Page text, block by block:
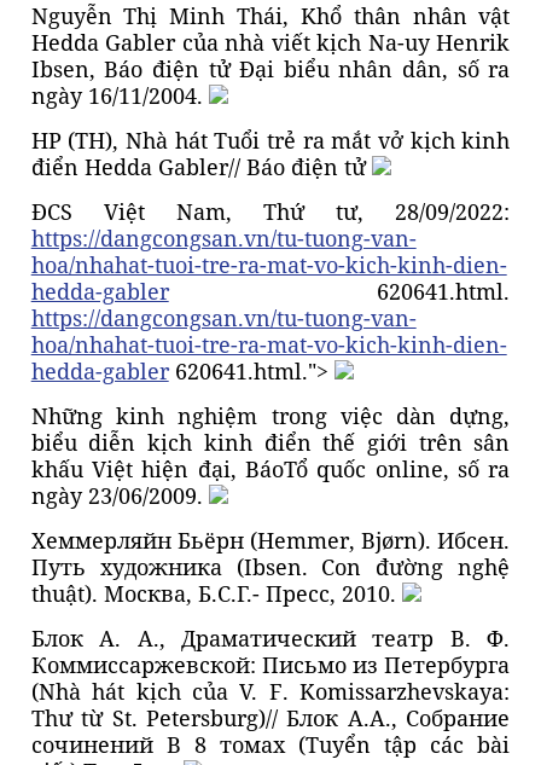
Nguyễn Thị Minh Thái, Khổ thân nhân vật
Hedda Gabler của nhà viết kịch Na-uy Henrik
Ibsen, Báo điện tử Đại biểu nhân dân, số ra
ngày 16/11/2004.
HP (TH), Nhà hát Tuổi trẻ ra mắt vở kịch kinh
điển Hedda Gabler// Báo điện tử
ĐCS Việt Nam, Thứ tư, 28/09/2022:
https://dangcongsan.vn/tu-tuong-van-
hoa/nhahat-tuoi-tre-ra-mat-vo-kich-kinh-dien-
hedda-gabler620641.html.
https://dangcongsan.vn/tu-tuong-van-
hoa/nhahat-tuoi-tre-ra-mat-vo-kich-kinh-dien-
hedda-gabler620641.html.">
Những kinh nghiệm trong việc dàn dựng,
biểu diễn kịch kinh điển thế giới trên sân
khấu Việt hiện đại, BáoTổ quốc online, số ra
ngày 23/06/2009.
Хеммерляйн Бьёрн (Hemmer, Bjørn). Ибсен.
Путь художника (Ibsen. Con đường nghệ
thuật). Москвa, Б.С.Г.- Пресс, 2010.
Блок А. А., Драматический театр В. Ф.
Коммиссаржевской: Письмо из Петербурга
(Nhà hát kịch của V. F. Komissarzhevskaya:
Thư từ St. Petersburg)// Блок А.А., Собрание
сочинений В 8 томах (Tuyển tập các bài